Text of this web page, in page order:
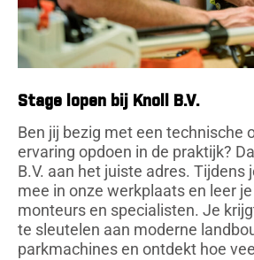
Stage lopen bij Knoll B.V.
Ben jij bezig met een technische
ervaring opdoen in de praktijk?
B.V. aan het juiste adres. Tijdens
mee in onze werkplaats en leer
monteurs en specialisten. Je
te sleutelen aan moderne
parkmachines en ontdekt hoe